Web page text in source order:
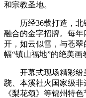
和宗教圣地。
历经36载打造，北
融合的金字招牌。每
开，如云似雪，与苍
幅“镇山福地”的绝美画
开幕式现场精彩纷
跷、本溪社火国家级非
《梨花颂》等锦州特